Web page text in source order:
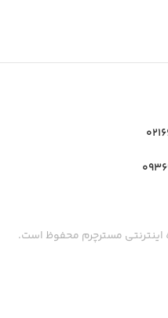
مسترچرم محفوظ است.